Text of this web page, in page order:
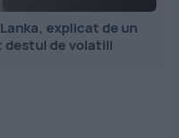
explicat de un
destul de volatili